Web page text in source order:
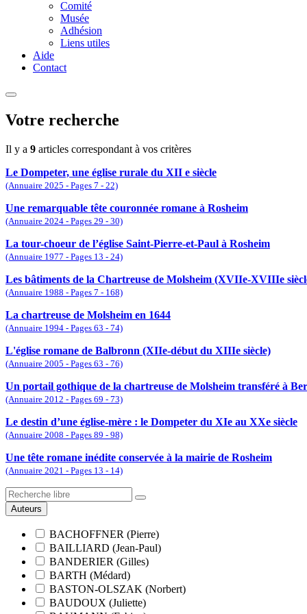
Comité
Musée
Adhésion
Liens utiles
Aide
Contact
Votre recherche
Il y a 9 articles correspondant à vos critères
Le Dompeter, une église rurale du XII e siècle
(Annuaire 2025 - Pages 7 - 22)
Une remarquable tête couronnée romane à Rosheim
(Annuaire 2024 - Pages 29 - 30)
La tour-choeur de l’église Saint-Pierre-et-Paul à Rosheim
(Annuaire 1977 - Pages 13 - 24)
Les bâtiments de la Chartreuse de Molsheim (XVIIe-XVIIIe
(Annuaire 1988 - Pages 7 - 168)
La chartreuse de Molsheim en 1644
(Annuaire 1994 - Pages 63 - 74)
L'église romane de Balbronn (XIIe-début du XIIIe siècle)
(Annuaire 2005 - Pages 63 - 76)
Un portail gothique de la chartreuse de Molsheim transféré à
(Annuaire 2012 - Pages 69 - 73)
Le destin d’une église-mère : le Dompeter du XIe au XXe siècle
(Annuaire 2008 - Pages 89 - 98)
Une tête romane inédite conservée à la mairie de Rosheim
(Annuaire 2021 - Pages 13 - 14)
Auteurs
BACHOFFNER (Pierre)
BAILLIARD (Jean-Paul)
BANDERIER (Gilles)
BARTH (Médard)
BASTON-OLSZAK (Norbert)
BAUDOUX (Juliette)